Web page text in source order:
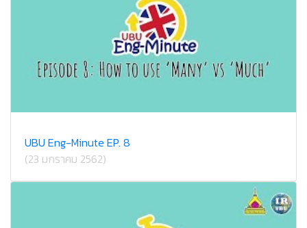
UBU Eng-Minute EP. 8
(23 มกราคม 2562)